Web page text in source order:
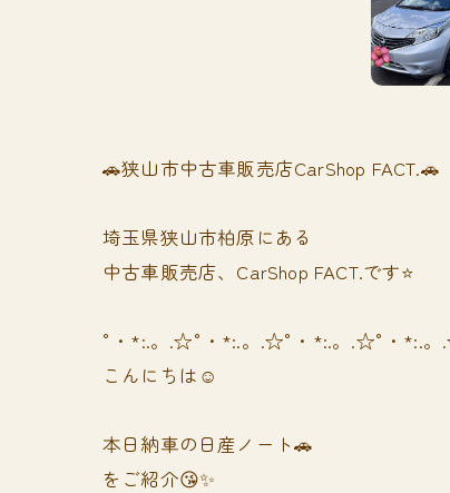
🚗狭山市中古車販売店CarShop FACT.🚗
埼玉県狭山市柏原にある
中古車販売店、CarShop FACT.です⭐️
°・*:.。.☆°・*:.。.☆°・*:.。.☆°・*:.
こんにちは☺️
本日納車の日産ノート🚗
をご紹介😘✨